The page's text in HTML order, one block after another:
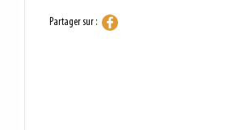
Partager sur :